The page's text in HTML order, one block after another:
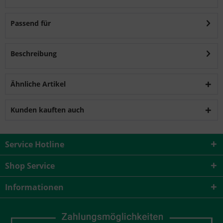
Passend für
Beschreibung
Ähnliche Artikel
Kunden kauften auch
Service Hotline
Shop Service
Informationen